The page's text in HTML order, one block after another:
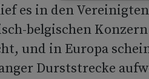
es in den
belgischen
und in Europa
Durststrecke